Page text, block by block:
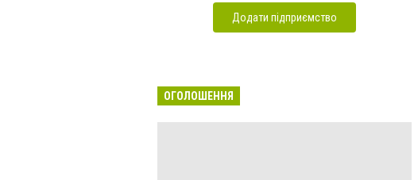
Додати підприємство
ОГОЛОШЕННЯ